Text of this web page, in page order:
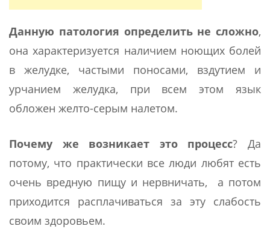
Данную патология определить не сложно,
она характеризуется наличием ноющих болей
в желудке, частыми поносами, вздутием и
урчанием желудка, при всем этом язык
обложен желто-серым налетом.
Почему же возникает это процесс? Да
потому, что практически все люди любят есть
очень вредную пищу и нервничать, а потом
приходится расплачиваться за эту слабость
своим здоровьем.